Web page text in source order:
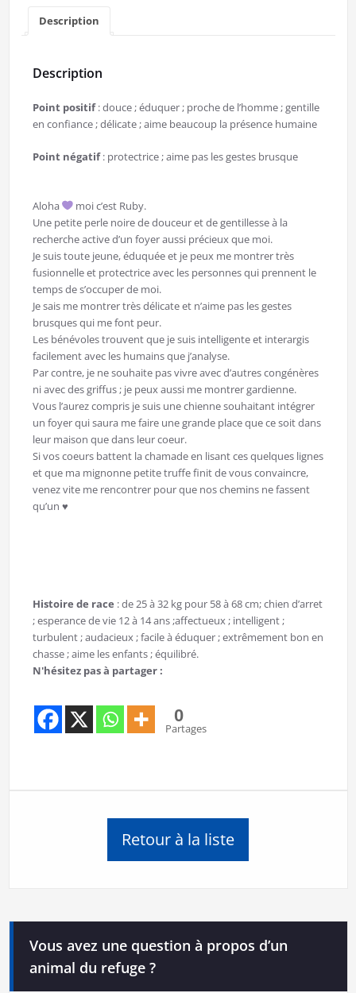
Description
Description
Point positif: douce ; éduquer ; proche de l’homme ; gentille
en confiance ; délicate ; aime beaucoup la présence humaine
Point négatif: protectrice ; aime pas les gestes brusque
Aloha
moi c’est Ruby.
Une petite perle noire de douceur et de gentillesse à la
recherche active d’un foyer aussi précieux que moi.
Je suis toute jeune, éduquée et je peux me montrer très
fusionnelle et protectrice avec les personnes qui prennent le
temps de s’occuper de moi.
Je sais me montrer très délicate et n’aime pas les gestes
brusques qui me font peur.
Les bénévoles trouvent que je suis intelligente et interargis
facilement avec les humains que j’analyse.
Par contre, je ne souhaite pas vivre avec d’autres congénères
ni avec des griffus ; je peux aussi me montrer gardienne.
Vous l’aurez compris je suis une chienne souhaitant intégrer
un foyer qui saura me faire une grande place que ce soit dans
leur maison que dans leur coeur.
Si vos coeurs battent la chamade en lisant ces quelques lignes
et que ma mignonne petite truffe finit de vous convaincre,
venez vite me rencontrer pour que nos chemins ne fassent
qu’un ♥️
Histoire de race : de 25 à 32 kg pour 58 à 68 cm; chien d’arret
; esperance de vie 12 à 14 ans ;affectueux ; intelligent ;
turbulent ; audacieux ; facile à éduquer ; extrêmement bon en
chasse ; aime les enfants ; équilibré.
N'hésitez pas à partager :
0
Partages
Retour à la liste
Vous avez une question à propos d’un
animal du refuge ?